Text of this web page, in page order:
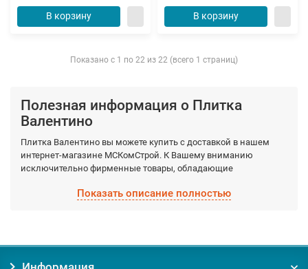
В корзину В корзину
Показано с 1 по 22 из 22 (всего 1 страниц)
Полезная информация о Плитка
Валентино
Плитка Валентино вы можете купить с доставкой в нашем
интернет-магазине МСКомСтрой. К Вашему вниманию
исключительно фирменные товары, обладающие
фабрично из качественных материалов. Выберите
Заказывая товар Плитка Валентино у нас, вы получаете:
Показать описание полностью